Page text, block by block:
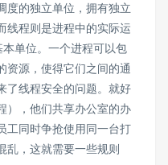
度的独立单位，拥有独立
线程则是进程中的实际运
单位。一个进程可以包
资源，使得它们之间的通
了线程安全的问题。就好
），他们共享办公室的办
工同时争抢使用同一台打
乱，这就需要一些规则